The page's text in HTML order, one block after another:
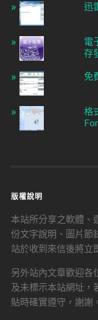
迅
電
存
免
格
版權說明
本站所分享之軟體、
份文字說明、圖片節
站於收到來信後將立
另外站內文章歡迎各
及未標示本站網址，
貼時確實遵守，謝謝